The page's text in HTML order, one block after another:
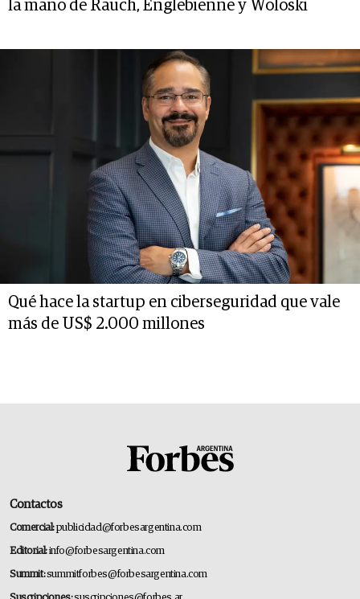
la mano de Rauch, Englebienne y Woloski
Qué hace la startup en ciberseguridad que vale
más de US$ 2.000 millones
Contactos
Comercial:publicidad@forbesargentina.com
Editorial:info@forbesargentina.com
Summit:summitforbes@forbesargentina.com